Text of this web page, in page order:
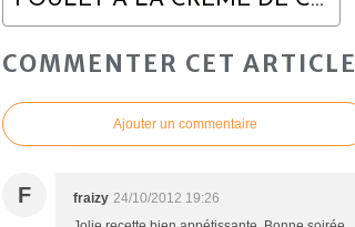
COMMENTER CET ARTICLE
Ajouter un commentaire
F fraizy 24/10/2012 19:26